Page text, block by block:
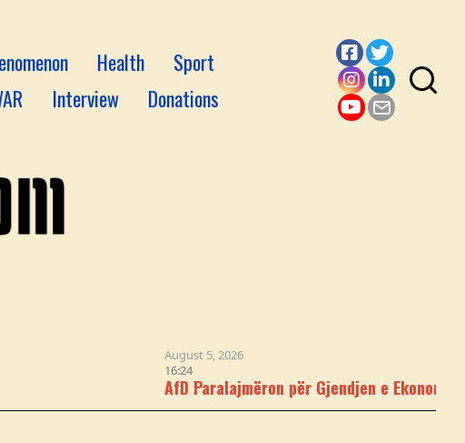
Health
Sport
Interview Donations
Facebook
Twitter
Instagram
LinkedIn
August 5, 2026
AfD Paralajmëron për Gjendjen e Ekonomisë